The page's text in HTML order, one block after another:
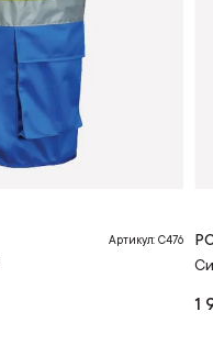
Артикул: C476
1